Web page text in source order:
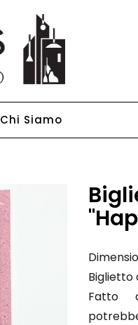
Chi Siamo
Biglietto
Fatto